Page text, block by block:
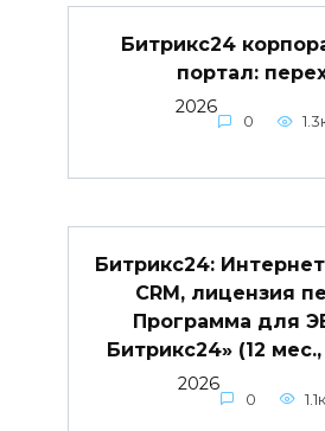
Битрикс24
портал:
2026
0
Битрикс24:
CRM, лицензия
Программа для
Битрикс24» (12
2026
0 1.1к.